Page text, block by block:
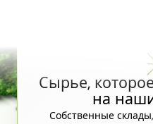
Сырье,
на
Собственные